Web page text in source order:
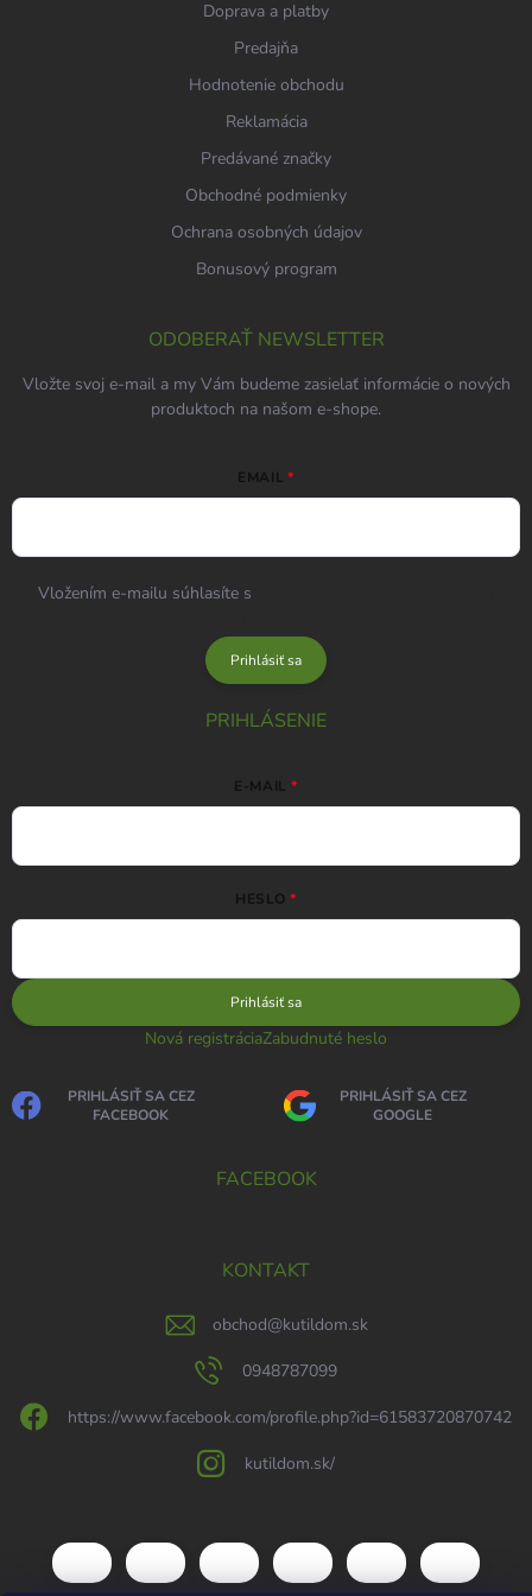
Doprava a platby
Predajňa
Hodnotenie obchodu
Reklamácia
Predávané značky
Obchodné podmienky
Ochrana osobných údajov
Bonusový program
ODOBERAŤ NEWSLETTER
Vložte svoj e-mail a my Vám budeme zasielať informácie o nových
produktoch na našom e-shope.
EMAIL
Vložením e-mailu súhlasíte s
Prihlásiť sa
PRIHLÁSENIE
E-MAIL
HESLO
Prihlásiť sa
Nová registráciaZabudnuté heslo
PRIHLÁSIŤ SA CEZ
FACEBOOK
PRIHLÁSIŤ SA CEZ
GOOGLE
FACEBOOK
KONTAKT
obchod@kutildom.sk
0948787099
https://www.facebook.com/profile.php?id=61583720870742
kutildom.sk/